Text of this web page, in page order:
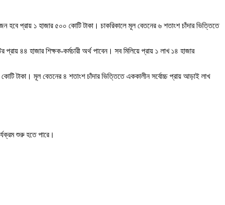
প্রায় ১ হাজার ৫০০ কোটি টাকা। চাকরিকালে মূল বেতনের ৬ শতাংশ চাঁদার ভিত্তিতে
৪৪ হাজার শিক্ষক-কর্মচারী অর্থ পাবেন। সব মিলিয়ে প্রায় ১ লাখ ১৪ হাজার
টাকা। মূল বেতনের ৪ শতাংশ চাঁদার ভিত্তিতে এককালীন সর্বোচ্চ প্রায় আড়াই লাখ
শুরু হতে পারে।